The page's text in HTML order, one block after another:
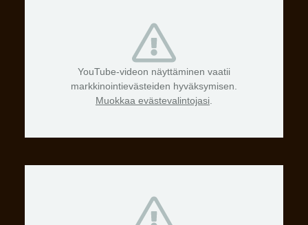
YouTube-videon näyttäminen vaatii
markkinointievästeiden hyväksymisen.
Muokkaa evästevalintojasi.